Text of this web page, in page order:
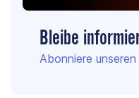
Bleibe
Abonniere